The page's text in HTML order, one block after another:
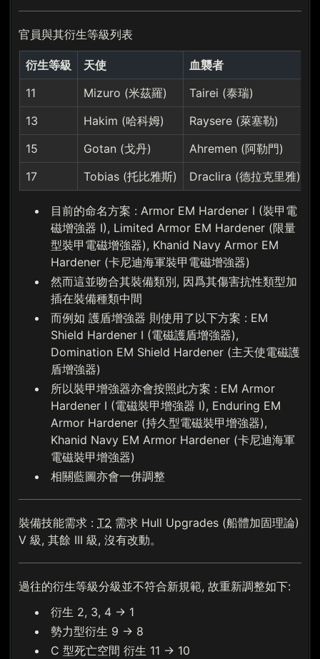
官員與其衍生等級列表
衍生等級 天使 血襲者
11
Mizuro (米茲羅) Tairei (泰瑞)
13
Hakim (哈科姆) Raysere (萊塞勒)
15
Gotan (戈丹) Ahremen (阿勒門)
17
Tobias (托比雅斯) Draclira (德拉克里雅)
目前的命名方案 : Armor EM Hardener I (裝甲電
磁增強器 I), Limited Armor EM Hardener (限量
型裝甲電磁增強器), Khanid Navy Armor EM
Hardener (卡尼迪海軍裝甲電磁增強器)
然而這並吻合其裝備類別, 因爲其傷害抗性類型加
插在裝備種類中間
而例如 護盾增強器 則使用了以下方案 : EM
Shield Hardener I (電磁護盾增強器),
Domination EM Shield Hardener (主天使電磁護
盾增強器)
所以裝甲增強器亦會按照此方案 : EM Armor
Hardener I (電磁裝甲增強器 I), Enduring EM
Armor Hardener (持久型電磁裝甲增強器),
Khanid Navy EM Armor Hardener (卡尼迪海軍
電磁裝甲增強器)
相關藍圖亦會一併調整
裝備技能需求 : T2 需求 Hull Upgrades (船體加固理論)
V 級, 其餘 III 級, 沒有改動。
過往的衍生等級分級並不符合新規範, 故重新調整如下:
衍生 2, 3, 4 → 1
勢力型衍生 9 → 8
C 型死亡空間 衍生 11 → 10